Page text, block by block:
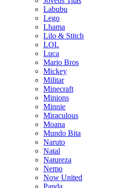
Labubu
Lego
Lhama
Lilo & Stitch
LOL
Luca
Mario Bros
Mickey
Militar
Minecraft
Minions
Minnie
Miraculous
Moana
Mundo Bita
Naruto
Natal
Natureza
Nemo
Now United
Panda